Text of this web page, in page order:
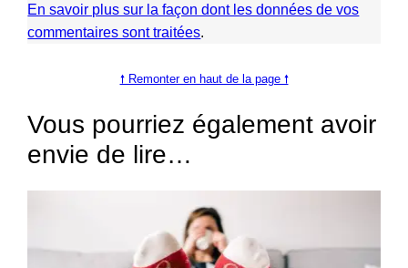
En savoir plus sur la façon dont les données de vos
commentaires sont traitées.
🠕 Remonter en haut de la page 🠕
Vous pourriez également avoir
envie de lire…